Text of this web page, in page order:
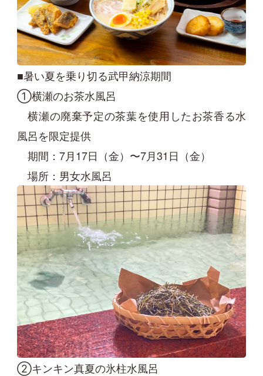
■暑い夏を乗り切る武甲納涼期間
①横瀬のお茶水風呂
横瀬の廃棄予定の茶葉を使用したお茶香る水
風呂を限定提供
期間：7月17日（金）〜7月31日（金）
場所：男女水風呂
②キンキン真夏の氷柱水風呂